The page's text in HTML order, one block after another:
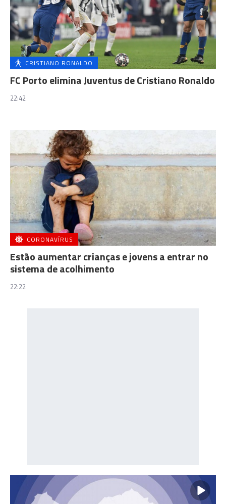
CRISTIANO RONALDO
FC Porto elimina Juventus de Cristiano Ronaldo
22:42
CORONAVÍRUS
Estão aumentar crianças e jovens a entrar no
sistema de acolhimento
22:22